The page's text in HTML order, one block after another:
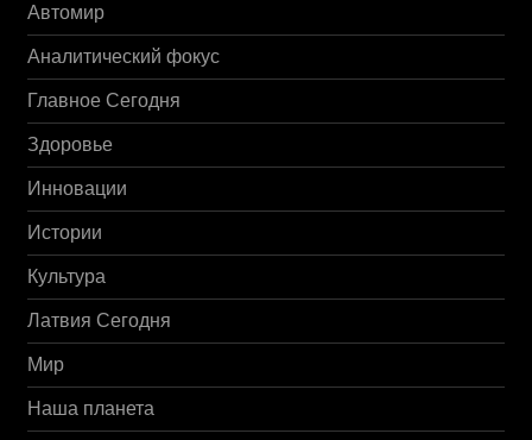
Автомир
Аналитический фокус
Главное Сегодня
Здоровье
Инновации
Истории
Культура
Латвия Сегодня
Мир
Наша планета